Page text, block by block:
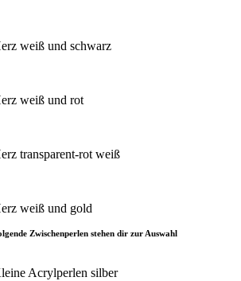
weiß und schwarz
weiß und rot
transparent-rot weiß
weiß und gold
Zwischenperlen stehen dir zur Auswahl
Acrylperlen silber